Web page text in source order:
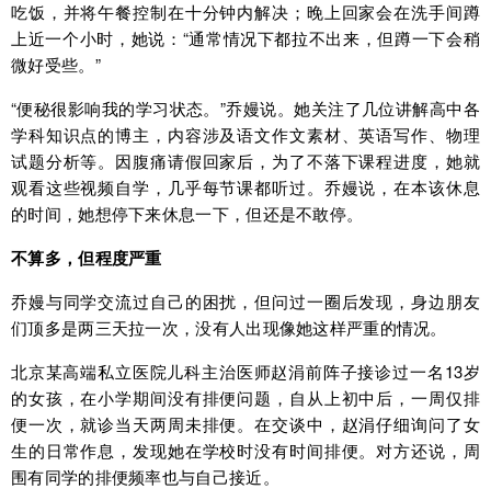
吃饭，并将午餐控制在十分钟内解决；晚上回家会在洗手间蹲
上近一个小时，她说：“通常情况下都拉不出来，但蹲一下会稍
微好受些。”
“便秘很影响我的学习状态。”乔嫚说。她关注了几位讲解高中各
学科知识点的博主，内容涉及语文作文素材、英语写作、物理
试题分析等。因腹痛请假回家后，为了不落下课程进度，她就
观看这些视频自学，几乎每节课都听过。乔嫚说，在本该休息
的时间，她想停下来休息一下，但还是不敢停。
不算多，但程度严重
乔嫚与同学交流过自己的困扰，但问过一圈后发现，身边朋友
们顶多是两三天拉一次，没有人出现像她这样严重的情况。
北京某高端私立医院儿科主治医师赵涓前阵子接诊过一名13岁
的女孩，在小学期间没有排便问题，自从上初中后，一周仅排
便一次，就诊当天两周未排便。在交谈中，赵涓仔细询问了女
生的日常作息，发现她在学校时没有时间排便。对方还说，周
围有同学的排便频率也与自己接近。